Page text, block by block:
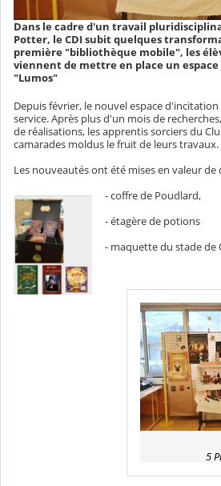
Dans le cadre d'un travail
Potter, le CDI subit quelques
première "bibliothèque mobile", les
viennent de mettre en place un
"Lumos"
Depuis février, le nouvel espace
service. Après plus d'un mois de
de réalisations, les apprentis sorciers du
camarades moldus le fruit de leurs travaux.
Les nouveautés ont été mises en valeur de
- coffre de Poudlard,
- étagère de potions
- maquette du stade de
5